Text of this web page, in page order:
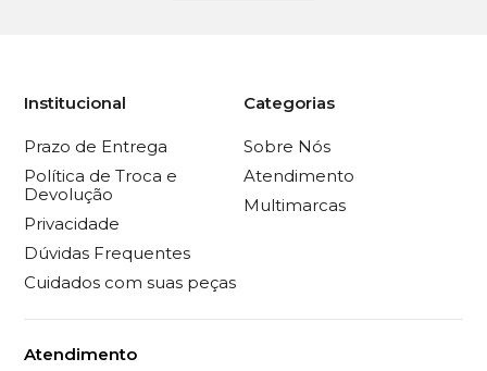
Institucional
Prazo de Entrega
Política de Troca e
Devolução
Privacidade
Dúvidas Frequentes
Cuidados com suas peças
Categorias
Sobre Nós
Atendimento
Multimarcas
Atendimento